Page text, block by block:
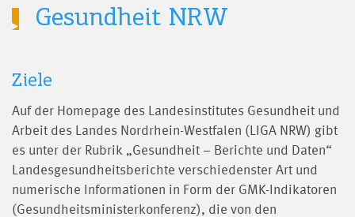
Gesundheit NRW
Ziele
Auf der Homepage des Landesinstitutes Gesundheit und
Arbeit des Landes Nordrhein-Westfalen (LIGA NRW) gibt
es unter der Rubrik „Gesundheit – Berichte und Daten“
Landesgesundheitsberichte verschiedenster Art und
numerische Informationen in Form der GMK-Indikatoren
(Gesundheitsministerkonferenz), die von den